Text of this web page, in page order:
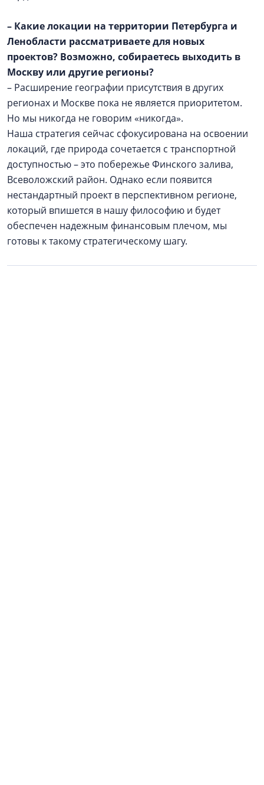
– Какие локации на территории Петербурга и
Ленобласти рассматриваете для новых
проектов? Возможно, собираетесь выходить в
Москву или другие регионы?
– Расширение географии присутствия в других
регионах и Москве пока не является приоритетом.
Но мы никогда не говорим «никогда».
Наша стратегия сейчас сфокусирована на освоении
локаций, где природа сочетается с транспортной
доступностью – это побережье Финского залива,
Всеволожский район. Однако если появится
нестандартный проект в перспективном регионе,
который впишется в нашу философию и будет
обеспечен надежным финансовым плечом, мы
готовы к такому стратегическому шагу.